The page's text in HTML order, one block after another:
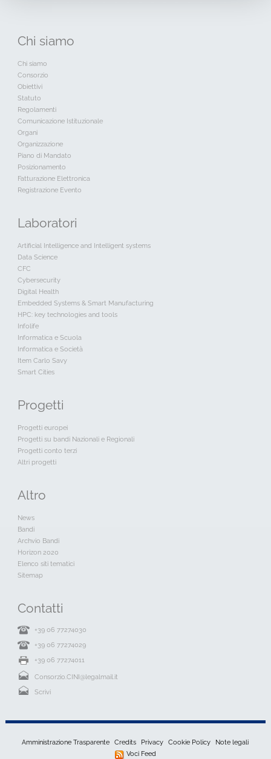
Chi siamo
Chi siamo
Consorzio
Obiettivi
Statuto
Regolamenti
Comunicazione Istituzionale
Organi
Organizzazione
Piano di Mandato
Posizionamento
Fatturazione Elettronica
Registrazione Evento
Laboratori
Artificial Intelligence and Intelligent systems
Data Science
CFC
Cybersecurity
Digital Health
Embedded Systems & Smart Manufacturing
HPC: key technologies and tools
Infolife
Informatica e Scuola
Informatica e Società
Item Carlo Savy
Smart Cities
Progetti
Progetti europei
Progetti su bandi Nazionali e Regionali
Progetti conto terzi
Altri progetti
Altro
News
Bandi
Archvio Bandi
Horizon 2020
Elenco siti tematici
Sitemap
Contatti
+39 06 77274030
+39 06 77274029
+39 06 77274011
Consorzio.CINI@legalmail.it
Scrivi
Amministrazione Trasparente Credits Privacy Cookie Policy
Note legali
Voci Feed